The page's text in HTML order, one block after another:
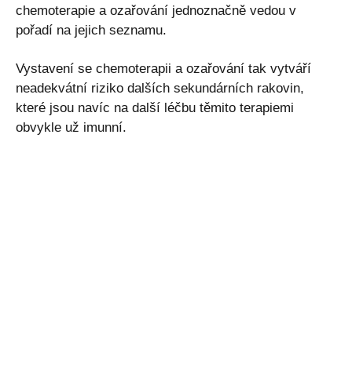
chemoterapie a ozařování jednoznačně vedou v
pořadí na jejich seznamu.
Vystavení se chemoterapii a ozařování tak vytváří
neadekvátní riziko dalších sekundárních rakovin,
které jsou navíc na další léčbu těmito terapiemi
obvykle už imunní.